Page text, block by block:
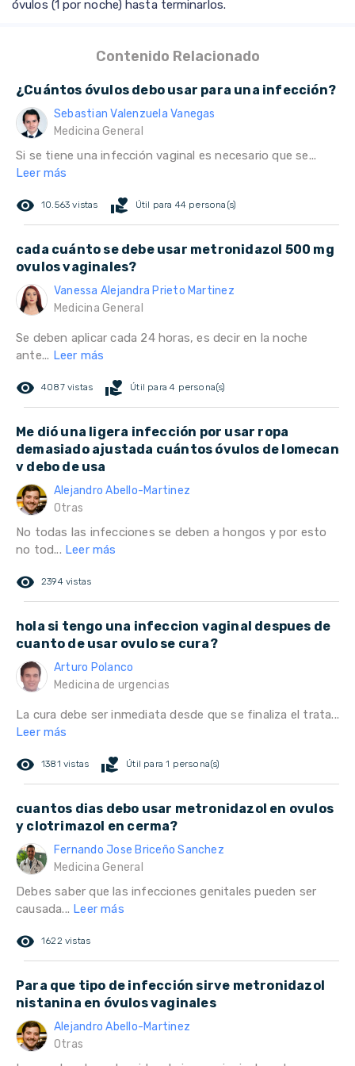
óvulos (1 por noche) hasta terminarlos.
Contenido Relacionado
¿Cuántos óvulos debo usar para una infección?
Sebastian Valenzuela Vanegas
Medicina General
Si se tiene una infección vaginal es necesario que se...
Leer más
remove_red_eye 10.563 vistas volunteer_activism Útil para 44 persona(s)
cada cuánto se debe usar metronidazol 500 mg
ovulos vaginales?
Vanessa Alejandra Prieto Martinez
Medicina General
Se deben aplicar cada 24 horas, es decir en la noche
ante... Leer más
remove_red_eye 4087 vistas volunteer_activism Útil para 4 persona(s)
Me dió una ligera infección por usar ropa
demasiado ajustada cuántos óvulos de lomecan
v debo de usa
Alejandro Abello-Martinez
Otras
No todas las infecciones se deben a hongos y por esto
no tod... Leer más
remove_red_eye 2394 vistas
hola si tengo una infeccion vaginal despues de
cuanto de usar ovulo se cura?
Arturo Polanco
Medicina de urgencias
La cura debe ser inmediata desde que se finaliza el trata...
Leer más
remove_red_eye 1381 vistas volunteer_activism Útil para 1 persona(s)
cuantos dias debo usar metronidazol en ovulos
y clotrimazol en cerma?
Fernando Jose Briceño Sanchez
Medicina General
Debes saber que las infecciones genitales pueden ser
causada... Leer más
remove_red_eye 1622 vistas
Para que tipo de infección sirve metronidazol
nistanina en óvulos vaginales
Alejandro Abello-Martinez
Otras